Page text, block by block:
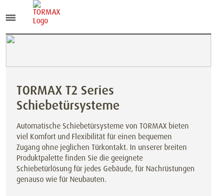
TORMAX T2 Series
Schiebetürsysteme
Automatische Schiebetürsysteme von TORMAX bieten
viel Komfort und Flexibilität für einen bequemen
Zugang ohne jeglichen Türkontakt. In unserer breiten
Produktpalette finden Sie die geeignete
Schiebetürlösung für jedes Gebäude, für Nachrüstungen
genauso wie für Neubauten.